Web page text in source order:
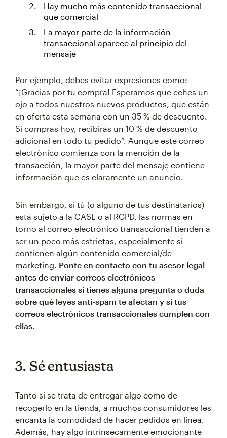
Hay mucho más contenido transaccional
que comercial
La mayor parte de la información
transaccional aparece al principio del
mensaje
Por ejemplo, debes evitar expresiones como:
“¡Gracias por tu compra! Esperamos que eches un
ojo a todos nuestros nuevos productos, que están
en oferta esta semana con un 35 % de descuento.
Si compras hoy, recibirás un 10 % de descuento
adicional en todo tu pedido”. Aunque este correo
electrónico comienza con la mención de la
transacción, la mayor parte del mensaje contiene
información que es claramente un anuncio.
Sin embargo, si tú (o alguno de tus destinatarios)
está sujeto a la CASL o al RGPD, las normas en
torno al correo electrónico transaccional tienden a
ser un poco más estrictas, especialmente si
contienen algún contenido comercial/de
marketing. Ponte en contacto con tu asesor legal
antes de enviar correos electrónicos
transaccionales si tienes alguna pregunta o duda
sobre qué leyes anti-spam te afectan y si tus
correos electrónicos transaccionales cumplen con
ellas.
3. Sé entusiasta
Tanto si se trata de entregar algo como de
recogerlo en la tienda, a muchos consumidores les
encanta la comodidad de hacer pedidos en línea.
Además, hay algo intrínsecamente emocionante